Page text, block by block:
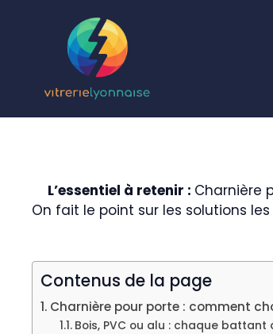
L’essentiel à retenir : Charnière
On fait le point sur les solutions
Contenus de la page
Charnière pour porte : comment
Bois, PVC ou alu : chaque battant